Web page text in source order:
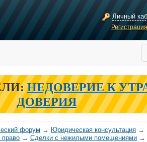
Личный
НЕДОВЕРИЕ К
ДОВЕРИЯ
форум → Юридическая консультация →
→ Сделки с нежилыми помещениями →